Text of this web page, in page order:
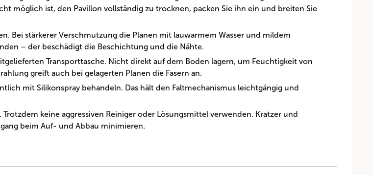
möglich ist, den Pavillon vollständig zu trocknen, packen Sie ihn ein und breiten Sie
Bei stärkerer Verschmutzung die Planen mit lauwarmem Wasser und mildem
– der beschädigt die Beschichtung und die Nähte.
Transporttasche. Nicht direkt auf dem Boden lagern, um Feuchtigkeit von
greift auch bei gelagerten Planen die Fasern an.
mit Silikonspray behandeln. Das hält den Faltmechanismus leichtgängig und
keine aggressiven Reiniger oder Lösungsmittel verwenden. Kratzer und
beim Auf- und Abbau minimieren.